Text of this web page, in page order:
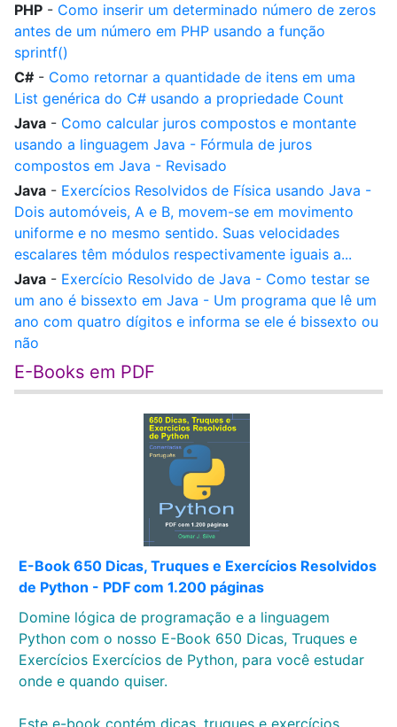
PHP - Como inserir um determinado número de zeros
antes de um número em PHP usando a função
sprintf()
C# - Como retornar a quantidade de itens em uma
List genérica do C# usando a propriedade Count
Java - Como calcular juros compostos e montante
usando a linguagem Java - Fórmula de juros
compostos em Java - Revisado
Java - Exercícios Resolvidos de Física usando Java -
Dois automóveis, A e B, movem-se em movimento
uniforme e no mesmo sentido. Suas velocidades
escalares têm módulos respectivamente iguais a...
Java - Exercício Resolvido de Java - Como testar se
um ano é bissexto em Java - Um programa que lê um
ano com quatro dígitos e informa se ele é bissexto ou
não
E-Books em PDF
E-Book 650 Dicas, Truques e Exercícios Resolvidos
de Python - PDF com 1.200 páginas
Domine lógica de programação e a linguagem
Python com o nosso E-Book 650 Dicas, Truques e
Exercícios Exercícios de Python, para você estudar
onde e quando quiser.
Este e-book contém dicas, truques e exercícios